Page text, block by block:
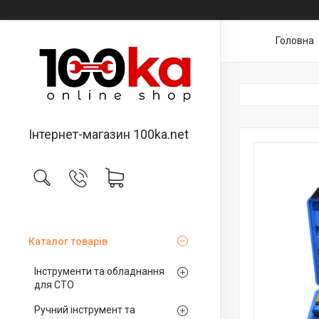
Інтернет-магазин 100ka.net
Каталог товарів
Інструменти та обладнання
для СТО
Ручний інструмент та
Головна